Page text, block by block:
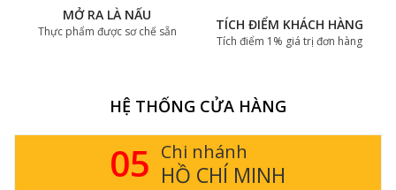
MỞ RA LÀ NẤU
Thực phẩm được sơ chế sẵn TÍCH ĐIỂM KHÁCH HÀNG
Tích điểm 1% giá trị đơn hàng
HỆ THỐNG CỬA HÀNG
05 Chi nhánh
HỒ CHÍ MINH